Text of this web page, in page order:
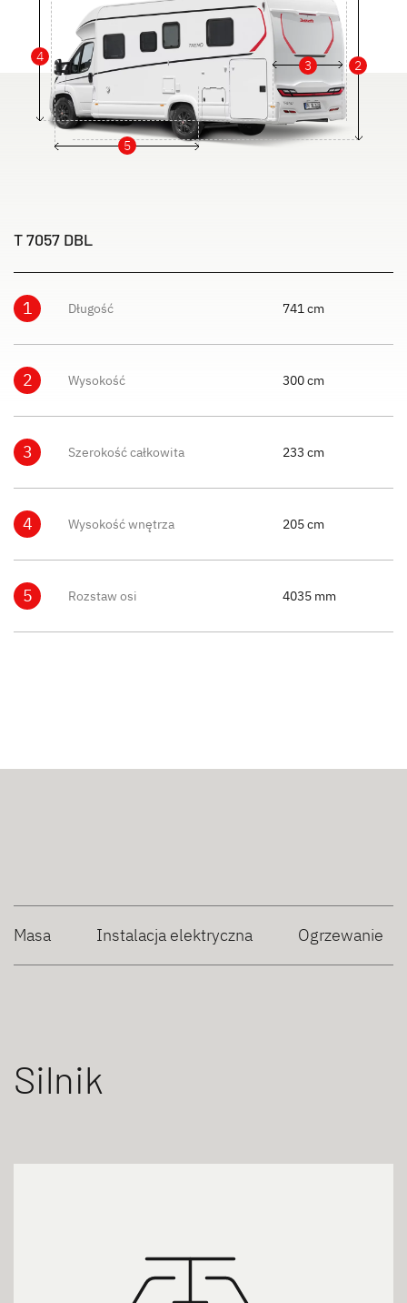
2
3
4
5
T 7057 DBL
1 Długość 741 cm
2 Wysokość 300 cm
3 Szerokość całkowita 233 cm
4 Wysokość wnętrza 205 cm
5 Rozstaw osi 4035 mm
Masa Instalacja elektryczna Ogrzewanie
Silnik